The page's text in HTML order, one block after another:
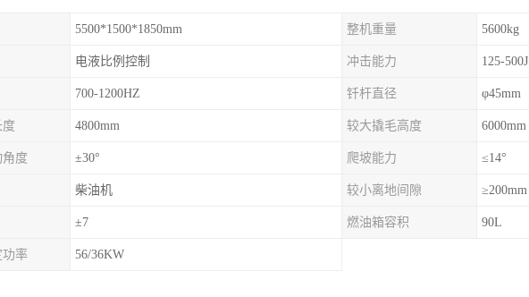
5500*1500*1850mm 整机重量 5600kg
电液比例控制 冲击能力 125-500J
700-1200HZ 钎杆直径 φ45mm
度 4800mm 较大撬毛高度 6000mm
角度 ±30° 爬坡能力 ≤14°
柴油机 较小离地间隙 ≥200mm
±7 燃油箱容积 90L
功率 56/36KW